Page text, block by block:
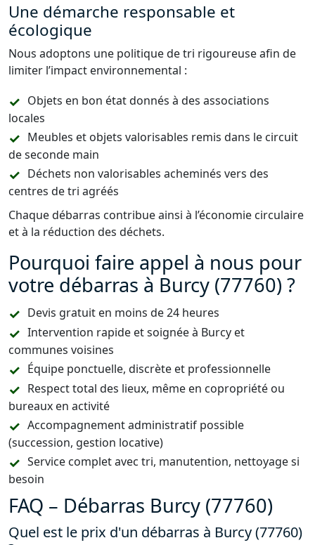
Une démarche responsable et
écologique
Nous adoptons une politique de tri rigoureuse afin de
limiter l’impact environnemental :
Objets en bon état donnés à des associations
locales
Meubles et objets valorisables remis dans le circuit
de seconde main
Déchets non valorisables acheminés vers des
centres de tri agréés
Chaque débarras contribue ainsi à l’économie circulaire
et à la réduction des déchets.
Pourquoi faire appel à nous pour
votre débarras à Burcy (77760) ?
Devis gratuit en moins de 24 heures
Intervention rapide et soignée à Burcy et
communes voisines
Équipe ponctuelle, discrète et professionnelle
Respect total des lieux, même en copropriété ou
bureaux en activité
Accompagnement administratif possible
(succession, gestion locative)
Service complet avec tri, manutention, nettoyage si
besoin
FAQ – Débarras Burcy (77760)
Quel est le prix d'un débarras à Burcy (77760)